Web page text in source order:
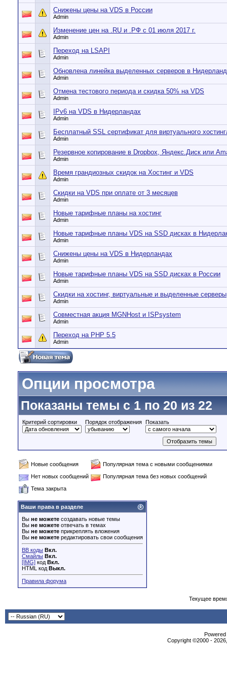
Снижены цены на VDS в России
Admin
Изменение цен на .RU и .РФ с 01 июля 2017 г.
Admin
Переход на LSAPI
Admin
Обновлена линейка выделенных серверов в
Admin
Отмена тестового периода и скидка 50% на VDS
Admin
IPv6 на VDS в Нидерландах
Admin
Бесплатный SSL сертификат для виртуального
Admin
Резервное копирование в Dropbox, Яндекс.Диск или
Admin
Время грандиозных скидок на Хостинг и VDS
Admin
Скидки на VDS при оплате от 3 месяцев
Admin
Новые тарифные планы на хостинг
Admin
Новые тарифные планы VDS на SSD дисках в
Admin
Снижены цены на VDS в Нидерландах
Admin
Новые тарифные планы VDS на SSD дисках в России
Admin
Скидки на хостинг, виртуальные и выделенные серверы
Admin
Совместная акция MGNHost и ISPsystem
Admin
Переход на PHP 5.5
Admin
Опции просмотра
Показаны темы с 1 по 20 из 22
Критерий сортировки Порядок отображения Показать
Новые сообщения
Популярная тема с новыми сообщениями
Нет новых сообщений
Популярная тема без новых сообщений
Тема закрыта
Ваши права в разделе
Вы не можете создавать новые темы
Вы не можете отвечать в темах
Вы не можете прикреплять вложения
Вы не можете редактировать свои сообщения
BB коды Вкл.
Смайлы Вкл.
[IMG] код Вкл.
HTML код Выкл.
Правила форума
Текущее
Copyright ©2000 -